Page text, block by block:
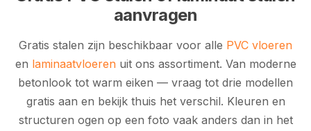
aanvragen
Gratis stalen zijn beschikbaar voor alle PVC vloeren
en laminaatvloeren uit ons assortiment. Van moderne
betonlook tot warm eiken — vraag tot drie modellen
gratis aan en bekijk thuis het verschil. Kleuren en
structuren ogen op een foto vaak anders dan in het